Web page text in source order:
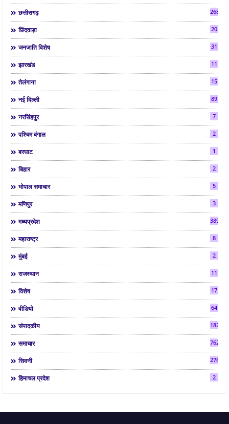
छत्तीसगढ़ 268
छिंदवाड़ा 20
जनजाति विशेष 31
झारखंड 11
तेलंगाना 15
नई दिल्ली 89
नरसिंहपुर 7
पश्चिम बंगाल 2
बरघाट 1
बिहार 2
भोपाल समाचार 5
मणिपुर 3
मध्यप्रदेश 3892
महाराष्ट्र 8
मुंबई 2
राजस्थान 11
विशेष 17
वीडियो 64
संपादकीय 182
समाचार 7624
सिवनी 2763
हिमाचल प्रदेश 2